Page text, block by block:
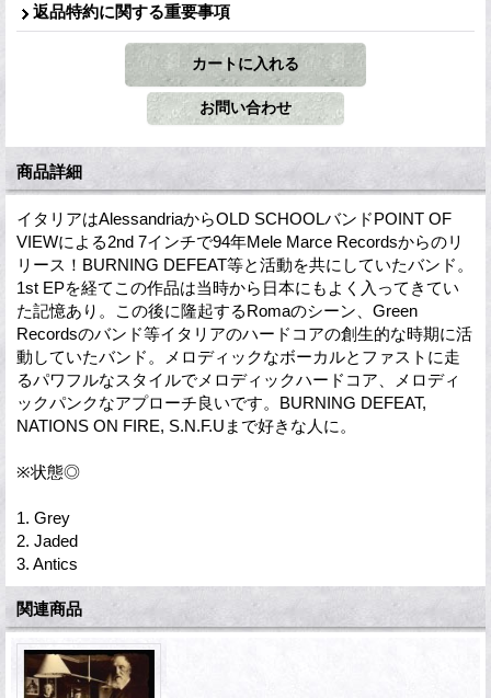
返品特約に関する重要事項
商品詳細
イタリアはAlessandriaからOLD SCHOOLバンドPOINT OF
VIEWによる2nd 7インチで94年Mele Marce Recordsからのリ
リース！BURNING DEFEAT等と活動を共にしていたバンド。
1st EPを経てこの作品は当時から日本にもよく入ってきてい
た記憶あり。この後に隆起するRomaのシーン、Green
Recordsのバンド等イタリアのハードコアの創生的な時期に活
動していたバンド。メロディックなボーカルとファストに走
るパワフルなスタイルでメロディックハードコア、メロディ
ックパンクなアプローチ良いです。BURNING DEFEAT,
NATIONS ON FIRE, S.N.F.Uまで好きな人に。
※状態◎
1. Grey
2. Jaded
3. Antics
関連商品